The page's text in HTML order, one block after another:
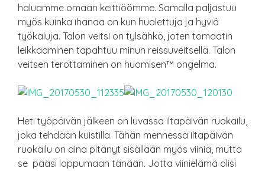
haluamme omaan keittiöömme. Samalla paljastuu
myös kuinka ihanaa on kun huolettuja ja hyviä
työkaluja. Talon veitsi on tylsähkö, joten tomaatin
leikkaaminen tapahtuu minun reissuveitsellä. Talon
veitsen terottaminen on huomisen™ ongelma.
Heti työpäivän jälkeen on luvassa iltapäivän ruokailu,
joka tehdään kuistilla. Tähän mennessä iltapäivän
ruokailu on aina pitänyt sisällään myös viiniä, mutta
se pääsi loppumaan tänään. Jotta viinielämä olisi